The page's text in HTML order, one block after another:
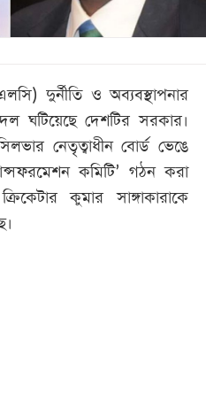
দুর্নীতি ও অব্যবস্থাপনার
ঘটিয়েছে দেশটির সরকার।
নেতৃত্বাধীন বোর্ড ভেঙে
কমিটি’ গঠন করা
কুমার সাঙ্গাকারাকে